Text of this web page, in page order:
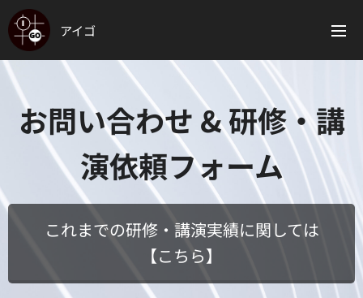
アイゴ
お問い合わせ & 研修・講
演依頼フォーム
これまでの研修・講演実績に関しては
【こちら】